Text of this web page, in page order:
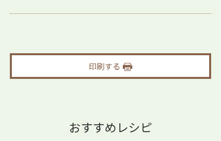
印刷する
おすすめレシピ